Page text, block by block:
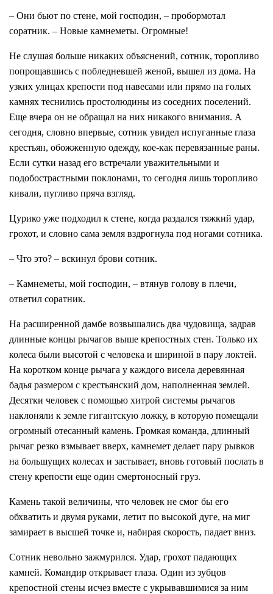
– Они бьют по стене, мой господин, – пробормотал
соратник. – Новые камнеметы. Огромные!
Не слушая больше никаких объяснений, сотник, торопливо
попрощавшись с побледневшей женой, вышел из дома. На
узких улицах крепости под навесами или прямо на голых
камнях теснились простолюдины из соседних поселений.
Еще вчера он не обращал на них никакого внимания. А
сегодня, словно впервые, сотник увидел испуганные глаза
крестьян, обожженную одежду, кое-как перевязанные раны.
Если сутки назад его встречали уважительными и
подобострастными поклонами, то сегодня лишь торопливо
кивали, пугливо пряча взгляд.
Цурико уже подходил к стене, когда раздался тяжкий удар,
грохот, и словно сама земля вздрогнула под ногами сотника.
– Что это? – вскинул брови сотник.
– Камнеметы, мой господин, – втянув голову в плечи,
ответил соратник.
На расширенной дамбе возвышались два чудовища, задрав
длинные концы рычагов выше крепостных стен. Только их
колеса были высотой с человека и шириной в пару локтей.
На коротком конце рычага у каждого висела деревянная
бадья размером с крестьянский дом, наполненная землей.
Десятки человек с помощью хитрой системы рычагов
наклоняли к земле гигантскую ложку, в которую помещали
огромный отесанный камень. Громкая команда, длинный
рычаг резко взмывает вверх, камнемет делает пару рывков
на большущих колесах и застывает, вновь готовый послать в
стену крепости еще один смертоносный груз.
Камень такой величины, что человек не смог бы его
обхватить и двумя руками, летит по высокой дуге, на миг
замирает в высшей точке и, набирая скорость, падает вниз.
Сотник невольно зажмурился. Удар, грохот падающих
камней. Командир открывает глаза. Один из зубцов
крепостной стены исчез вместе с укрывавшимися за ним